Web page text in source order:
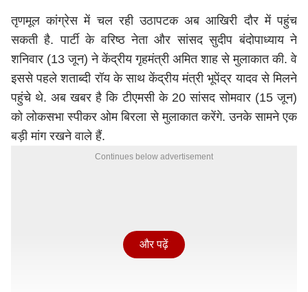
तृणमूल कांग्रेस में चल रही उठापटक अब आखिरी दौर में पहुंच
सकती है. पार्टी के वरिष्ठ नेता और सांसद सुदीप बंदोपाध्याय ने
शनिवार (13 जून) ने केंद्रीय गृहमंत्री अमित शाह से मुलाकात की. वे
इससे पहले शताब्दी रॉय के साथ केंद्रीय मंत्री भूपेंद्र यादव से मिलने
पहुंचे थे. अब खबर है कि टीएमसी के 20 सांसद सोमवार (15 जून)
को लोकसभा स्पीकर ओम बिरला से मुलाकात करेंगे. उनके सामने एक
बड़ी मांग रखने वाले हैं.
Continues below advertisement
और पढ़ें